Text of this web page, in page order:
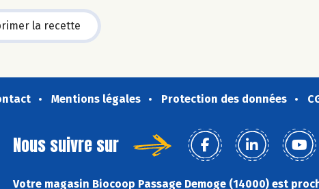
la recette
Mentions légales Protection des données
Nous suivre sur
Votre magasin Biocoop Passage Demoge (14000) est